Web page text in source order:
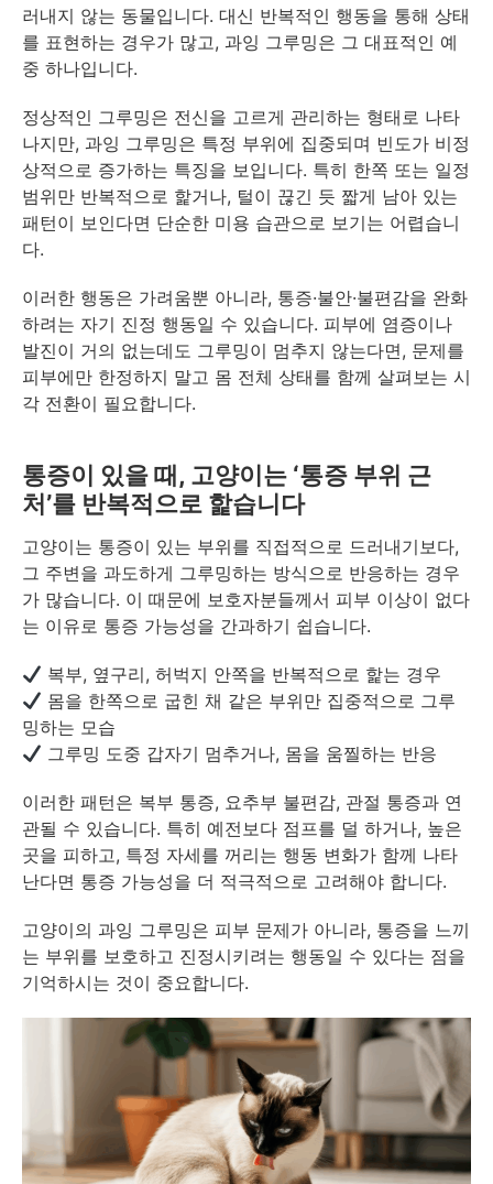
러내지 않는 동물입니다. 대신 반복적인 행동을 통해 상태
를 표현하는 경우가 많고, 과잉 그루밍은 그 대표적인 예
중 하나입니다.
정상적인 그루밍은 전신을 고르게 관리하는 형태로 나타
나지만, 과잉 그루밍은 특정 부위에 집중되며 빈도가 비정
상적으로 증가하는 특징을 보입니다. 특히 한쪽 또는 일정
범위만 반복적으로 핥거나, 털이 끊긴 듯 짧게 남아 있는
패턴이 보인다면 단순한 미용 습관으로 보기는 어렵습니
다.
이러한 행동은 가려움뿐 아니라, 통증·불안·불편감을 완화
하려는 자기 진정 행동일 수 있습니다. 피부에 염증이나
발진이 거의 없는데도 그루밍이 멈추지 않는다면, 문제를
피부에만 한정하지 말고 몸 전체 상태를 함께 살펴보는 시
각 전환이 필요합니다.
통증이 있을 때, 고양이는 ‘통증 부위 근
처’를 반복적으로 핥습니다
고양이는 통증이 있는 부위를 직접적으로 드러내기보다,
그 주변을 과도하게 그루밍하는 방식으로 반응하는 경우
가 많습니다. 이 때문에 보호자분들께서 피부 이상이 없다
는 이유로 통증 가능성을 간과하기 쉽습니다.
복부, 옆구리, 허벅지 안쪽을 반복적으로 핥는 경우
몸을 한쪽으로 굽힌 채 같은 부위만 집중적으로 그루
밍하는 모습
그루밍 도중 갑자기 멈추거나, 몸을 움찔하는 반응
이러한 패턴은 복부 통증, 요추부 불편감, 관절 통증과 연
관될 수 있습니다. 특히 예전보다 점프를 덜 하거나, 높은
곳을 피하고, 특정 자세를 꺼리는 행동 변화가 함께 나타
난다면 통증 가능성을 더 적극적으로 고려해야 합니다.
고양이의 과잉 그루밍은 피부 문제가 아니라, 통증을 느끼
는 부위를 보호하고 진정시키려는 행동일 수 있다는 점을
기억하시는 것이 중요합니다.